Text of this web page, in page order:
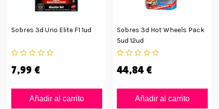
Sobres 3d Uno Elite F1 1ud
7,99 €
Añadir al carrito
Sobres 3d Hot Wheels Pack
5ud 12ud
44,84 €
Añadir al carrito